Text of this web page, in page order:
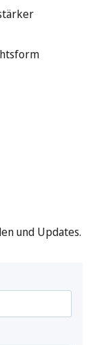
und Updates.